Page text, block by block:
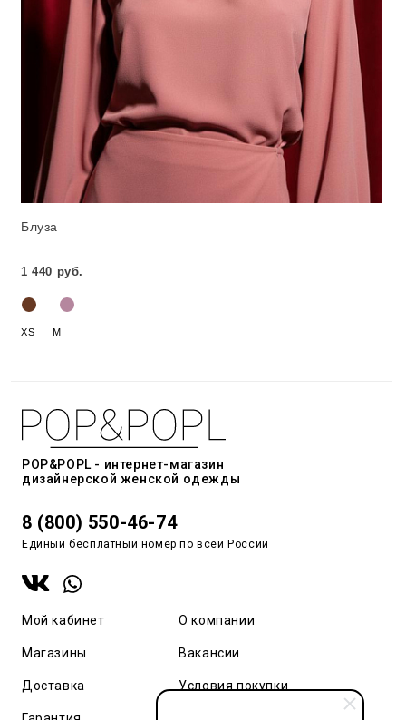
Блуза
1 440 руб.
XS M
POP&POPL - интернет-магазин
дизайнерской женской одежды
8 (800) 550-46-74
Единый бесплатный номер по всей России
Мой кабинет
Магазины
Доставка
О компании
Вакансии
Условия покупки